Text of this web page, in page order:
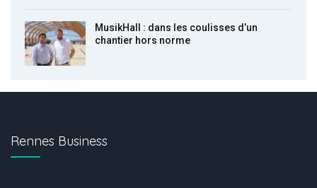
MusikHall : dans les coulisses d’un
chantier hors norme
Rennes Business